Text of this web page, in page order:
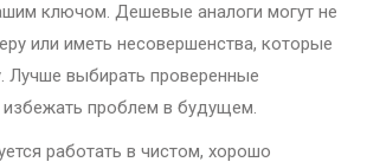
ключом. Дешевые аналоги могут не
или иметь несовершенства, которые
Лучше выбирать проверенные
проблем в будущем.
работать в чистом, хорошо